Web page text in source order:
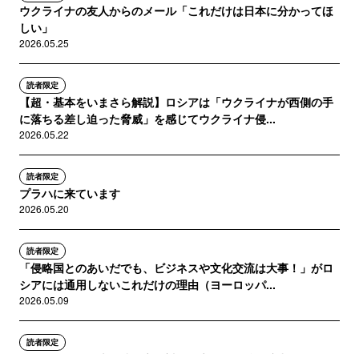
ウクライナの友人からのメール「これだけは日本に分かってほ
しい」
2026.05.25
読者限定
【超・基本をいまさら解説】ロシアは「ウクライナが西側の手
に落ちる差し迫った脅威」を感じてウクライナ侵...
2026.05.22
読者限定
プラハに来ています
2026.05.20
読者限定
「侵略国とのあいだでも、ビジネスや文化交流は大事！」がロ
シアには通用しないこれだけの理由（ヨーロッパ...
2026.05.09
読者限定